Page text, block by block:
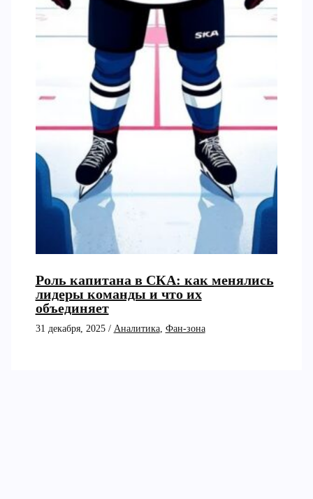
Роль капитана в СКА: как менялись
лидеры команды и что их
объединяет
31 декабря, 2025 / Аналитика, Фан-зона